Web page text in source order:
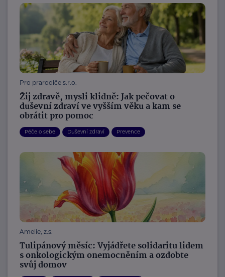
Pro prarodiče s.r.o.
Žij zdravě, mysli klidně: Jak pečovat o
duševní zdraví ve vyšším věku a kam se
obrátit pro pomoc
Péče o sebe Duševní zdraví Prevence
Amelie, z.s.
Tulipánový měsíc: Vyjádřete solidaritu lidem
s onkologickým onemocněním a ozdobte
svůj domov